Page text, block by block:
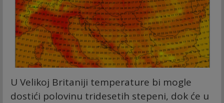
U Velikoj Britaniji temperature bi mogle
dostići polovinu tridesetih stepeni, dok će u